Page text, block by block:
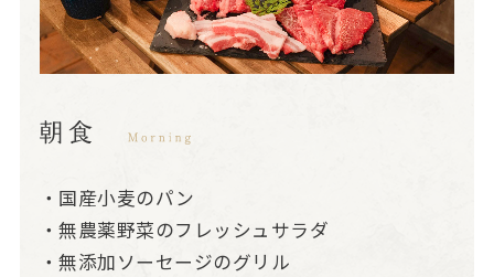
・国産小麦のパン
・無農薬野菜のフレッシュサラダ
・無添加ソーセージのグリル